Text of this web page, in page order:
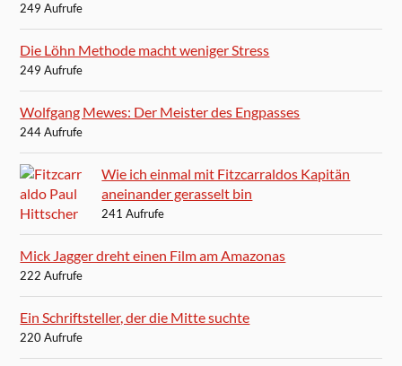
249 Aufrufe
Die Löhn Methode macht weniger Stress
249 Aufrufe
Wolfgang Mewes: Der Meister des Engpasses
244 Aufrufe
Wie ich einmal mit Fitzcarraldos Kapitän
aneinander gerasselt bin
241 Aufrufe
Mick Jagger dreht einen Film am Amazonas
222 Aufrufe
Ein Schriftsteller, der die Mitte suchte
220 Aufrufe